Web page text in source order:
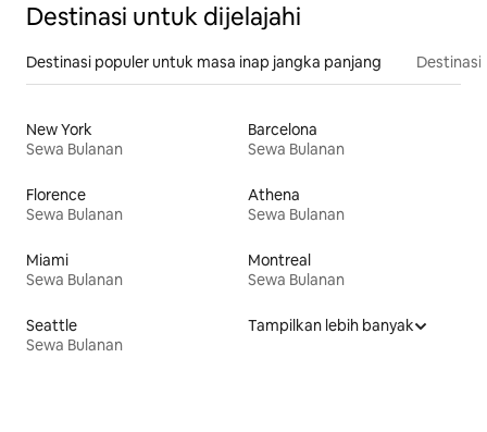
Destinasi untuk dijelajahi
Destinasi populer untuk masa inap jangka panjang Destinasi
New York
Sewa Bulanan
Barcelona
Sewa Bulanan
Florence
Sewa Bulanan
Athena
Sewa Bulanan
Miami
Sewa Bulanan
Montreal
Sewa Bulanan
Seattle
Sewa Bulanan
Tampilkan lebih banyak